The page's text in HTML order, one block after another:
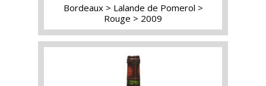
Bordeaux
Lalande de Pomerol
Rouge
2009